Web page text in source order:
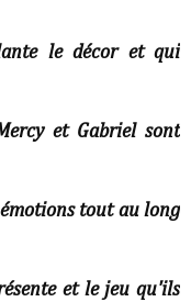
le décor et qui
et Gabriel sont
tout au long
et le jeu qu'ils